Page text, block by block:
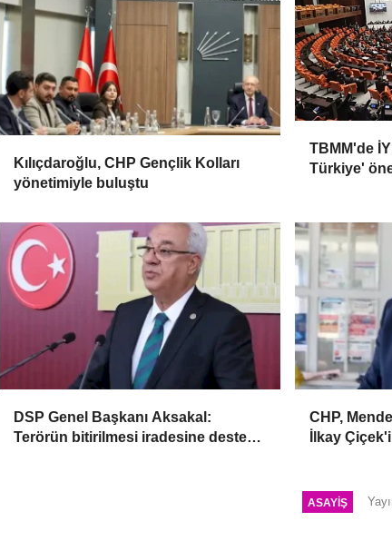
Kılıçdaroğlu, CHP Gençlik Kolları
yönetimiyle buluştu
TBMM'de
Türkiye'
DSP Genel Başkanı Aksakal:
Terörün bitirilmesi iradesine destek
CHP,
İlkay
ASAYIŞ